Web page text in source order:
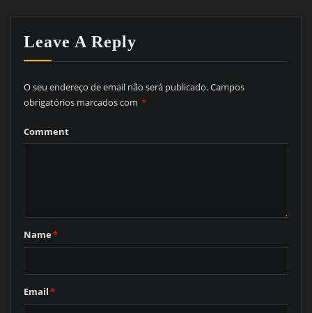
Leave A Reply
O seu endereço de email não será publicado.Campos
obrigatórios marcados com *
Comment
Name*
Email*